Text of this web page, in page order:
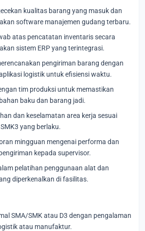
kualitas barang yang masuk dan
software manajemen gudang terbaru.
atas pencatatan inventaris secara
sistem ERP yang terintegrasi.
pengiriman barang dengan
logistik untuk efisiensi waktu.
tim produksi untuk memastikan
baku dan barang jadi.
dan keselamatan area kerja sesuai
yang berlaku.
mingguan mengenai performa dan
kepada supervisor.
pelatihan penggunaan alat dan
diperkenalkan di fasilitas.
SMA/SMK atau D3 dengan pengalaman
atau manufaktur.